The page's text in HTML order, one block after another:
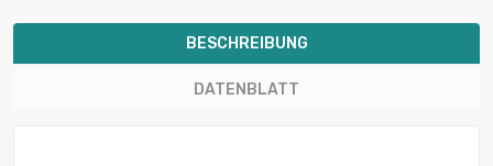
BESCHREIBUNG
DATENBLATT